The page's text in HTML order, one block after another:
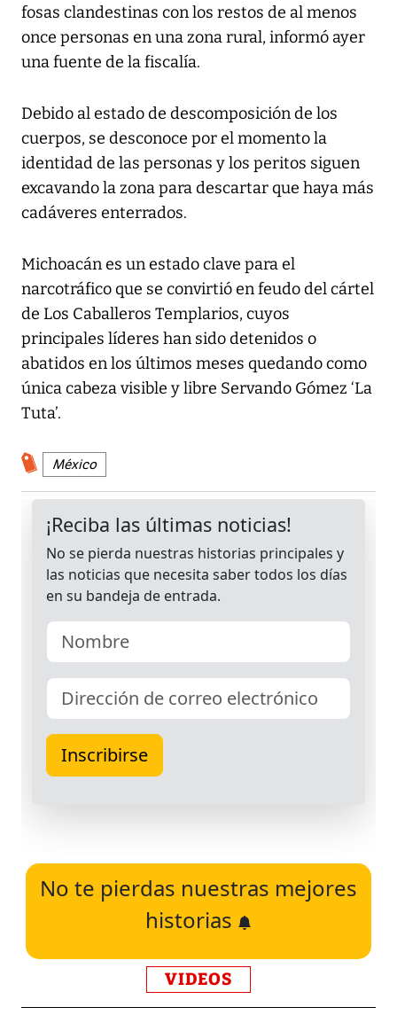
fosas clandestinas con los restos de al menos
once personas en una zona rural, informó ayer
una fuente de la fiscalía.
Debido al estado de descomposición de los
cuerpos, se desconoce por el momento la
identidad de las personas y los peritos siguen
excavando la zona para descartar que haya más
cadáveres enterrados.
Michoacán es un estado clave para el
narcotráfico que se convirtió en feudo del cártel
de Los Caballeros Templarios, cuyos
principales líderes han sido detenidos o
abatidos en los últimos meses quedando como
única cabeza visible y libre Servando Gómez ‘La
Tuta’.
México
No te pierdas nuestras mejores
historias
VIDEOS